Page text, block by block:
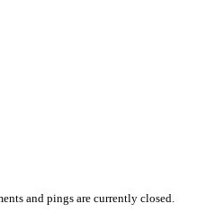
and pings are currently closed.